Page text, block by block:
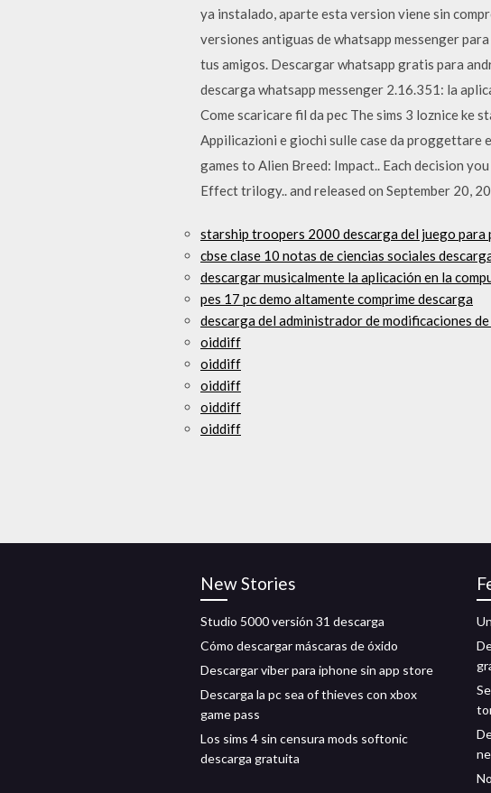
ya instalado, aparte esta version viene sin
versiones antiguas de whatsapp messenger
tus amigos. Descargar whatsapp gratis para
descarga whatsapp messenger 2.16.351: la
Come scaricare fil da pec The sims 3 loznice ke
Appilicazioni e giochi sulle case da proggettare
games to Alien Breed: Impact.. Each decision
Effect trilogy.. and released on September 20,
starship troopers 2000 descarga del juego para
cbse clase 10 notas de ciencias sociales
descargar musicalmente la aplicación en la
pes 17 pc demo altamente comprime descarga
descarga del administrador de modificaciones
oiddiff
oiddiff
oiddiff
oiddiff
oiddiff
New Stories
Studio 5000 versión 31 descarga
Cómo descargar máscaras de óxido
Descargar viber para iphone sin app store
Descarga la pc sea of ​​thieves con xbox
game pass
Los sims 4 sin censura mods softonic
descarga gratuita